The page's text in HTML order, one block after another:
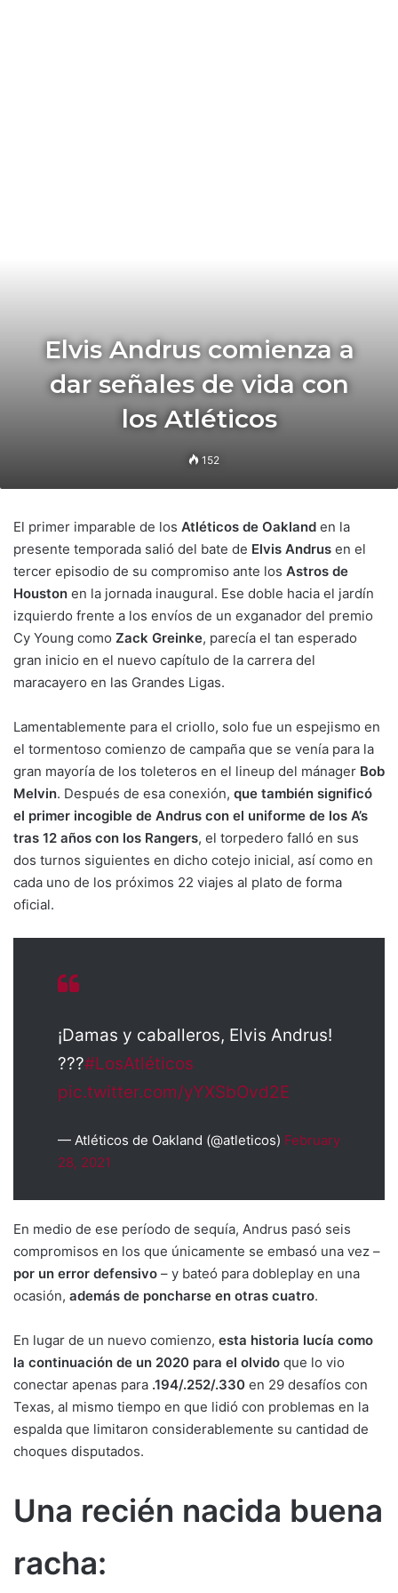
Elvis Andrus comienza a
dar señales de vida con
los Atléticos
152
El primer imparable de los Atléticos de Oakland en la
presente temporada salió del bate de Elvis Andrus en el
tercer episodio de su compromiso ante los Astros de
Houston en la jornada inaugural. Ese doble hacia el jardín
izquierdo frente a los envíos de un exganador del premio
Cy Young como Zack Greinke, parecía el tan esperado
gran inicio en el nuevo capítulo de la carrera del
maracayero en las Grandes Ligas.
Lamentablemente para el criollo, solo fue un espejismo en
el tormentoso comienzo de campaña que se venía para la
gran mayoría de los toleteros en el lineup del mánager Bob
Melvin. Después de esa conexión, que también significó
el primer incogible de Andrus con el uniforme de los A’s
tras 12 años con los Rangers, el torpedero falló en sus
dos turnos siguientes en dicho cotejo inicial, así como en
cada uno de los próximos 22 viajes al plato de forma
oficial.
¡Damas y caballeros, Elvis Andrus!
???#LosAtléticos
pic.twitter.com/yYXSbOvd2E
— Atléticos de Oakland (@atleticos) February
28, 2021
En medio de ese período de sequía, Andrus pasó seis
compromisos en los que únicamente se embasó una vez –
por un error defensivo – y bateó para dobleplay en una
ocasión, además de poncharse en otras cuatro.
En lugar de un nuevo comienzo, esta historia lucía como
la continuación de un 2020 para el olvido que lo vio
conectar apenas para .194/.252/.330 en 29 desafíos con
Texas, al mismo tiempo en que lidió con problemas en la
espalda que limitaron considerablemente su cantidad de
choques disputados.
Una recién nacida buena
racha: